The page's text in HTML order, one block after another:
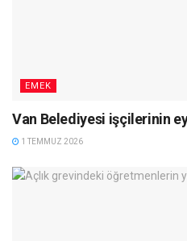
EMEK
Van Belediyesi işçilerinin
1 TEMMUZ 2026